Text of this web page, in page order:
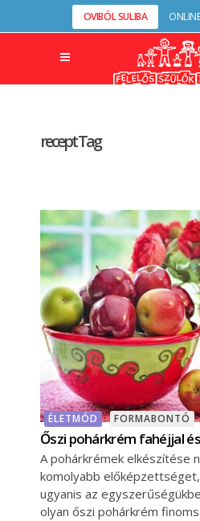
OVIBÓL SULIBA
recept Tag
ÉLETMÓD FORMABONTÓ
Őszi pohárkrém fahéjjal
A pohárkrémek elkészítése
komolyabb
ugyanis az
olyan őszi pohárkrém